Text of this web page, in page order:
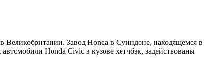
Великобритании. Завод Honda в Суиндоне, находящемся в
Honda Civic в кузове хетчбэк, задействованы